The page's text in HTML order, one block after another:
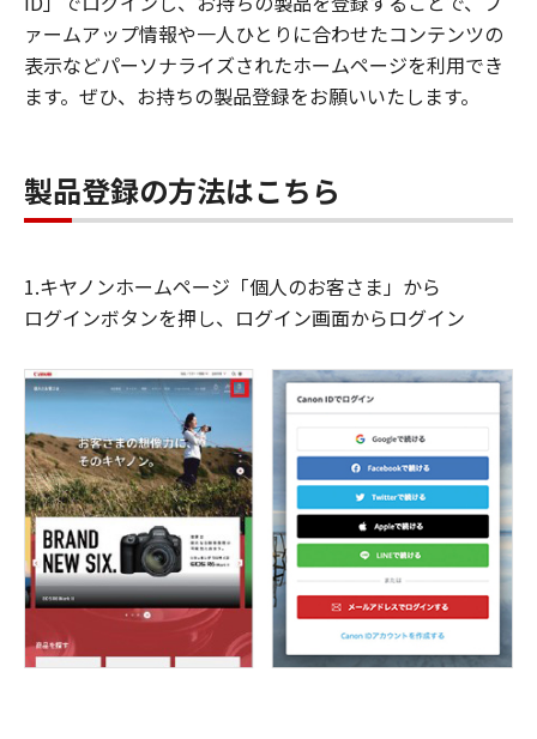
ァームアップ情報や一人ひとりに合わせたコンテンツの
表示などパーソナライズされたホームページを利用でき
ます。ぜひ、お持ちの製品登録をお願いいたします。
製品登録の方法はこちら
1.キヤノンホームページ「個人のお客さま」から
ログインボタンを押し、ログイン画面からログイン